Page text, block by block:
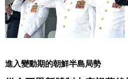
深度報導
進入變動期的朝鮮半島局勢